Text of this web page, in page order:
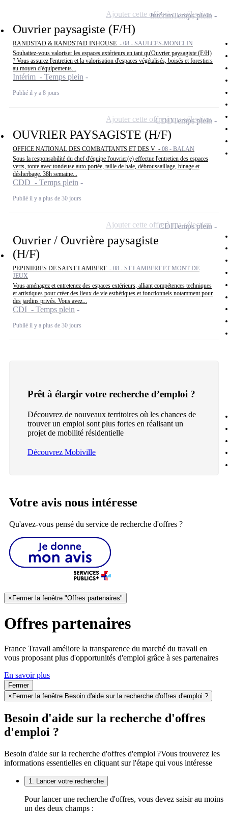
Ouvrier paysagiste (F/H)
RANDSTAD & RANDSTAD INHOUSE - 08 - SAULCES-MONCLIN
Souhaitez-vous valoriser les espaces extérieurs en tant qu'Ouvrier paysagiste (F/H)
? Vous assurez l'entretien et la valorisation d'espaces végétalisés, boisés et forestiers
au moyen d'équipements...
Intérim - Temps plein
Publié il y a 8 jours
IntérimTemps plein
Ajouter cette offre à ma sélection
OUVRIER PAYSAGISTE (H/F)
OFFICE NATIONAL DES COMBATTANTS ET DES V - 08 - BALAN
Sous la responsabilité du chef d'équipe l'ouvrier(e) effectue l'entretien des espaces
verts, tonte avec tondeuse auto portée, taille de haie, débroussaillage, binage et
désherbage. 38h semaine...
CDD - Temps plein
Publié il y a plus de 30 jours
CDDTemps plein
Ajouter cette offre à ma sélection
Ouvrier / Ouvrière paysagiste
(H/F)
PEPINIERES DE SAINT LAMBERT - 08 - ST LAMBERT ET MONT DE
JEUX
Vous aménagez et entretenez des espaces extérieurs, alliant compétences techniques
et artistiques pour créer des lieux de vie esthétiques et fonctionnels notamment pour
des jardins privés. Vous avez...
CDI - Temps plein
Publié il y a plus de 30 jours
CDITemps plein
Ajouter cette offre à ma sélection
Prêt à élargir votre recherche d’emploi ?
Découvrez de nouveaux territoires où les chances de
trouver un emploi sont plus fortes en réalisant un
projet de mobilité résidentielle
Découvrez Mobiville
Votre avis nous intéresse
Qu'avez-vous pensé du service de recherche d'offres ?
× Fermer la fenêtre "Offres partenaires"
Offres partenaires
France Travail améliore la transparence du marché du travail en
vous proposant plus d'opportunités d'emploi grâce à ses partenaires
En savoir plus
Fermer
×Fermer la fenêtre Besoin d'aide sur la recherche d'offres d'emploi ?
Besoin d'aide sur la recherche d'offres
d'emploi ?
Besoin d'aide sur la recherche d'offres d'emploi ?Vous trouverez les
informations essentielles en cliquant sur l'étape qui vous intéresse
1. Lancer votre recherche
Pour lancer une recherche d'offres, vous devez saisir au moins
un des deux champs :